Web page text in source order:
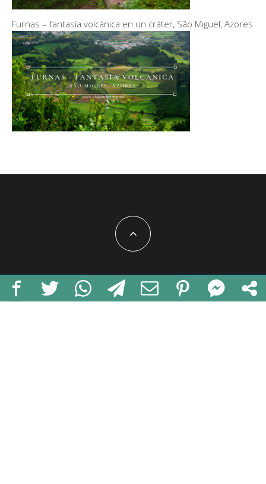
Furnas – fantasía volcánica en un cráter, São Miguel, Azores